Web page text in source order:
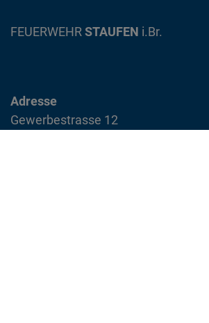
FEUERWEHR STAUFEN i.Br.
Adresse
Gewerbestrasse 12